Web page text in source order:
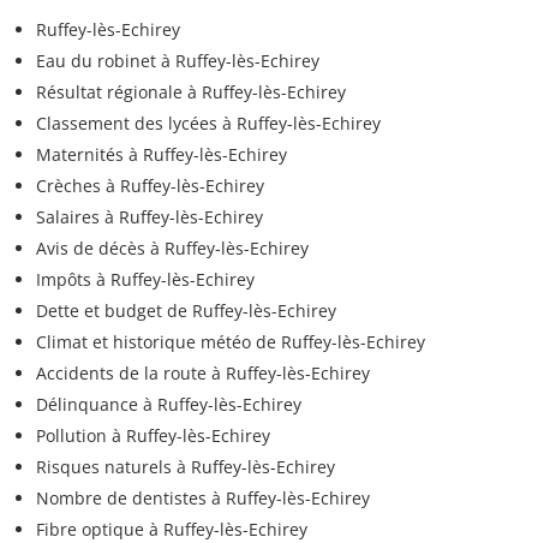
Ruffey-lès-Echirey
Eau du robinet à Ruffey-lès-Echirey
Résultat régionale à Ruffey-lès-Echirey
Classement des lycées à Ruffey-lès-Echirey
Maternités à Ruffey-lès-Echirey
Crèches à Ruffey-lès-Echirey
Salaires à Ruffey-lès-Echirey
Avis de décès à Ruffey-lès-Echirey
Impôts à Ruffey-lès-Echirey
Dette et budget de Ruffey-lès-Echirey
Climat et historique météo de Ruffey-lès-Echirey
Accidents de la route à Ruffey-lès-Echirey
Délinquance à Ruffey-lès-Echirey
Pollution à Ruffey-lès-Echirey
Risques naturels à Ruffey-lès-Echirey
Nombre de dentistes à Ruffey-lès-Echirey
Fibre optique à Ruffey-lès-Echirey